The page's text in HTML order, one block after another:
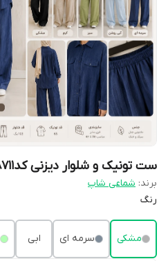
ست تونیک و شلوار دیزنی کد8711
برند: شماعی شاپ
رنگ
مشکی سرمه ای ابی